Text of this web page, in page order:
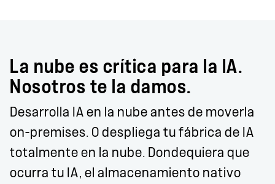
La nube es crítica para la IA.
Nosotros te la damos.
Desarrolla IA en la nube antes de moverla
on-premises. O despliega tu fábrica de IA
totalmente en la nube. Dondequiera que
ocurra tu IA, el almacenamiento nativo